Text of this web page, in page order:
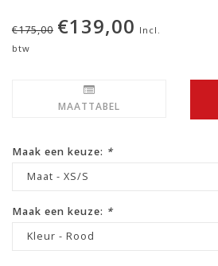
€175,00 €139,00 Incl.
btw
MAATTABEL
Maak een keuze: *
Maat - XS/S
Maak een keuze: *
Kleur - Rood